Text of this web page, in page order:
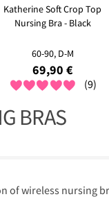
Katherine Soft Crop Top
Nursing Bra - Black
60-90, D-M
69,90 €
(9)
BRAS
of wireless nursing